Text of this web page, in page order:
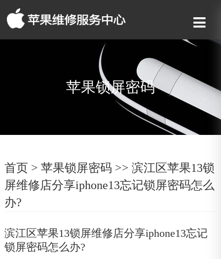
苹果锁屏密码
首页 > 苹果锁屏密码 >> 滨江区苹果13锁
屏维修店分享iphone13忘记锁屏密码怎么
办?
滨江区苹果13锁屏维修店分享iphone13忘记
锁屏密码怎么办?